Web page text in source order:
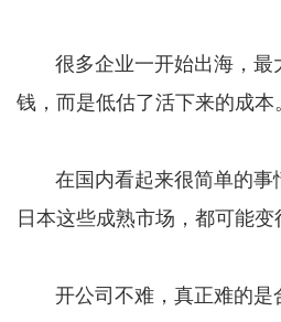
很多企业一开始出海，最
钱，而是低估了活下来的成本
在国内看起来很简单的事
日本这些成熟市场，都可能变
开公司不难，真正难的是